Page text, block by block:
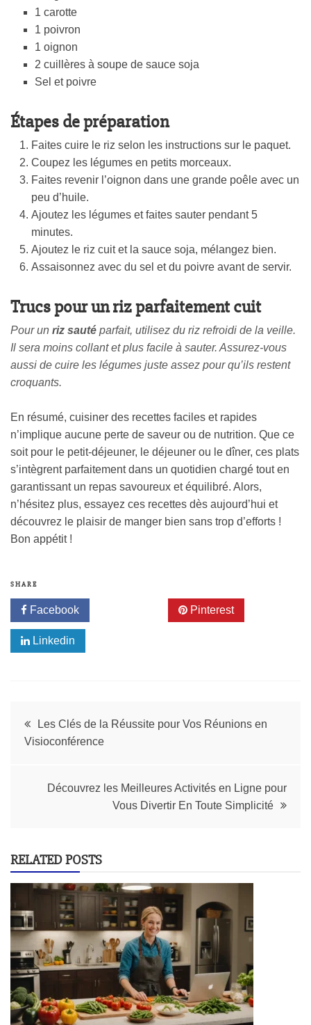
1 carotte
1 poivron
1 oignon
2 cuillères à soupe de sauce soja
Sel et poivre
Étapes de préparation
Faites cuire le riz selon les instructions sur le paquet.
Coupez les légumes en petits morceaux.
Faites revenir l’oignon dans une grande poêle avec un
peu d’huile.
Ajoutez les légumes et faites sauter pendant 5
minutes.
Ajoutez le riz cuit et la sauce soja, mélangez bien.
Assaisonnez avec du sel et du poivre avant de servir.
Trucs pour un riz parfaitement cuit
Pour un riz sauté parfait, utilisez du riz refroidi de la veille.
Il sera moins collant et plus facile à sauter. Assurez-vous
aussi de cuire les légumes juste assez pour qu’ils restent
croquants.
En résumé, cuisiner des recettes faciles et rapides
n’implique aucune perte de saveur ou de nutrition. Que ce
soit pour le petit-déjeuner, le déjeuner ou le dîner, ces plats
s’intègrent parfaitement dans un quotidien chargé tout en
garantissant un repas savoureux et équilibré. Alors,
n’hésitez plus, essayez ces recettes dès aujourd’hui et
découvrez le plaisir de manger bien sans trop d’efforts !
Bon appétit !
SHARE
Facebook Pinterest
Linkedin
Les Clés de la Réussite pour Vos Réunions en
Visioconférence
Découvrez les Meilleures Activités en Ligne pour
Vous Divertir En Toute Simplicité
RELATED POSTS